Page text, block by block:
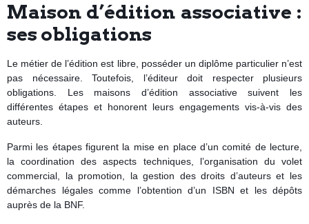
Maison d’édition associative :
ses obligations
Le métier de l’édition est libre, posséder un diplôme particulier n’est
pas nécessaire. Toutefois, l’éditeur doit respecter plusieurs
obligations. Les maisons d’édition associative suivent les
différentes étapes et honorent leurs engagements vis-à-vis des
auteurs.
Parmi les étapes figurent la mise en place d’un comité de lecture,
la coordination des aspects techniques, l’organisation du volet
commercial, la promotion, la gestion des droits d’auteurs et les
démarches légales comme l’obtention d’un ISBN et les dépôts
auprès de la BNF.